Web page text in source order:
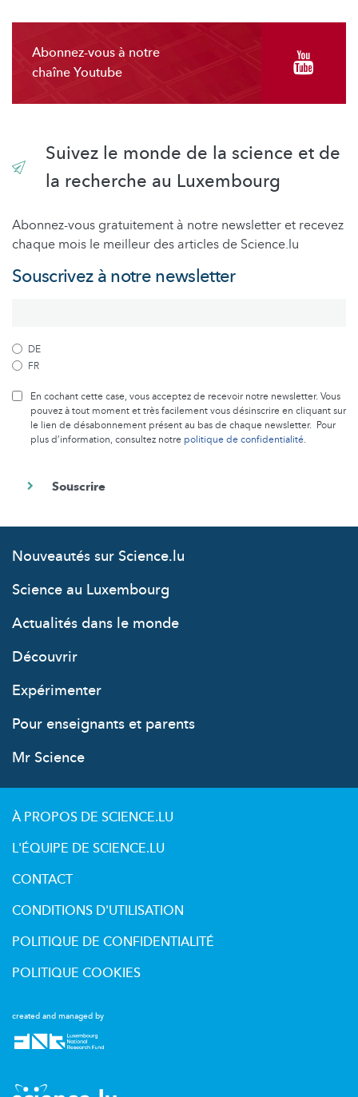
Abonnez-vous à notre
chaîne Youtube
Suivez le monde de la science et de
la recherche au Luxembourg
Abonnez-vous gratuitement à notre newsletter et recevez
chaque mois le meilleur des articles de Science.lu
Souscrivez à notre newsletter
DE
FR
En cochant cette case, vous acceptez de recevoir notre newsletter. Vous
pouvez à tout moment et très facilement vous désinscrire en cliquant sur
le lien de désabonnement présent au bas de chaque newsletter. Pour
plus d’information, consultez notre politique de confidentialité.
Nouveautés sur Science.lu
Science au Luxembourg
Actualités dans le monde
Découvrir
Expérimenter
Pour enseignants et parents
Mr Science
created and managed by
À PROPOS DE SCIENCE.LU
L'ÉQUIPE DE SCIENCE.LU
CONTACT
CONDITIONS D'UTILISATION
POLITIQUE DE CONFIDENTIALITÉ
POLITIQUE COOKIES